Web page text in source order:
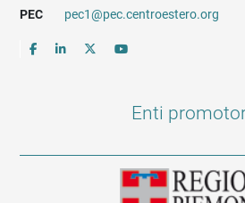
PEC
pec1@pec.centroestero.org
Enti